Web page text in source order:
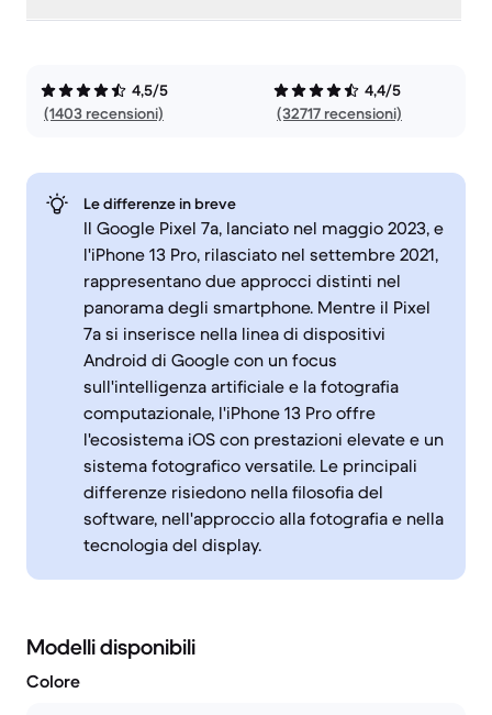
4,5/5
(1403 recensioni)
4,4/5
(32717 recensioni)
Le differenze in breve
Il Google Pixel 7a, lanciato nel maggio 2023, e
l'iPhone 13 Pro, rilasciato nel settembre 2021,
rappresentano due approcci distinti nel
panorama degli smartphone. Mentre il Pixel
7a si inserisce nella linea di dispositivi
Android di Google con un focus
sull'intelligenza artificiale e la fotografia
computazionale, l'iPhone 13 Pro offre
l'ecosistema iOS con prestazioni elevate e un
sistema fotografico versatile. Le principali
differenze risiedono nella filosofia del
software, nell'approccio alla fotografia e nella
tecnologia del display.
Modelli disponibili
Colore